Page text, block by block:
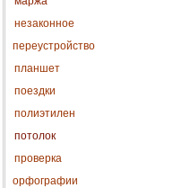
незаконное
переустройство
планшет
поездки
полиэтилен
потолок
проверка
орфографии